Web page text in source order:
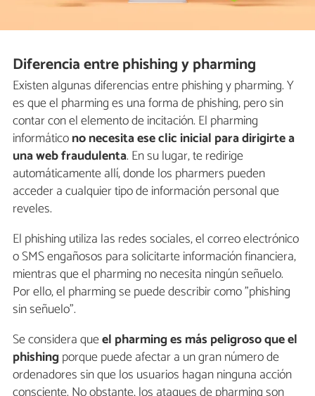
Diferencia entre phishing y pharming
Existen algunas diferencias entre phishing y pharming. Y
es que el pharming es una forma de phishing, pero sin
contar con el elemento de incitación. El pharming
informáticono necesita ese clic inicial para dirigirte a
una web fraudulenta. En su lugar, te redirige
automáticamente allí, donde los pharmers pueden
acceder a cualquier tipo de información personal que
reveles.
El phishing utiliza las redes sociales, el correo electrónico
o SMS engañosos para solicitarte información financiera,
mientras que el pharming no necesita ningún señuelo.
Por ello, el pharming se puede describir como "phishing
sin señuelo".
Se considera queel pharming es más peligroso que el
phishingporque puede afectar a un gran número de
ordenadores sin que los usuarios hagan ninguna acción